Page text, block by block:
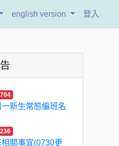
english version 登入
新生常態編班名
關事宜(0730更